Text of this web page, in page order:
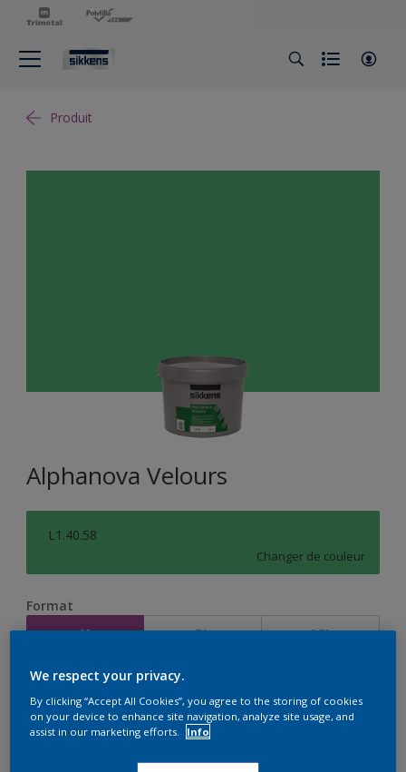
Produit
Alphanova Velours
L1.40.58
Changer de couleur
Format
1L 5L 10L
Quantité Calculateur de peinture
Calculer
We respect your privacy.
By clicking “Accept All Cookies”, you agree to the storing of cookies
on your device to enhance site navigation, analyze site usage, and
assist in our marketing efforts.
Info